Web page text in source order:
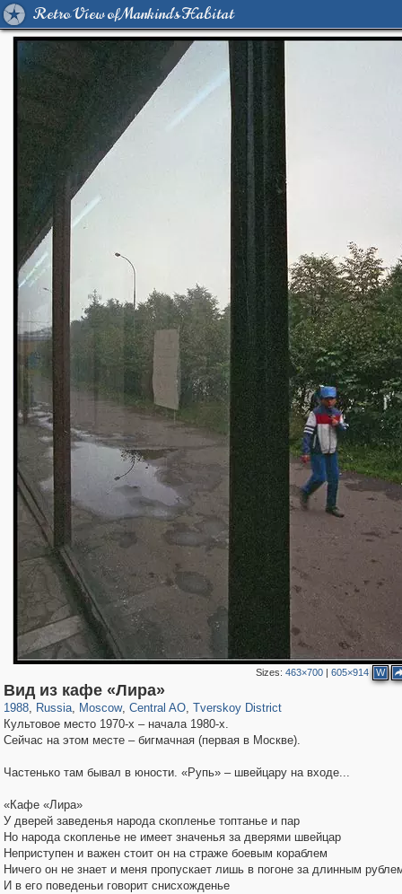
Retro View of Mankind's Habitat
Sizes: 463×700| 605×914 W
Вид из кафе «Лира»
1988, Russia
1,407,325 29,248
, Moscow
319,882 8,286
, Central AO
160,021 5,916
, Tverskoy District
Культовое место 1970-х – начала 1980-х.
Сейчас на этом месте – бигмачная (первая в Москве).
Частенько там бывал в юности. «Рупь» – швейцару на входе...
«Кафе «Лира»
У дверей заведенья народа скопленье топтанье и пар
Но народа скопленье не имеет значенья за дверями швейцар
Неприступен и важен стоит он на страже боевым кораблем
Ничего он не знает и меня пропускает лишь в погоне за длинным
И в его поведеньи говорит снисхожденье